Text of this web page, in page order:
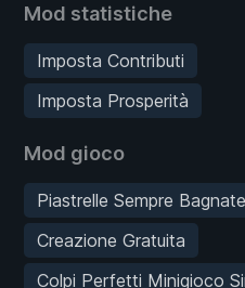
Mod statistiche
Imposta Contributi
Imposta Prosperità
Mod gioco
Piastrelle Sempre Bagnate
Creazione Gratuita
Colpi Perfetti Minigioco